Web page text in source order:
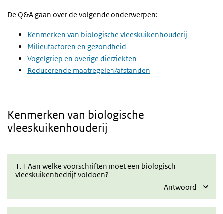
De Q&A gaan over de volgende onderwerpen:
Kenmerken van biologische vleeskuikenhouderij
Milieufactoren en gezondheid
Vogelgriep en overige dierziekten
Reducerende maatregelen/afstanden
Kenmerken van biologische
vleeskuikenhouderij
1.1 Aan welke voorschriften moet een biologisch
vleeskuikenbedrijf voldoen?
Antwoord